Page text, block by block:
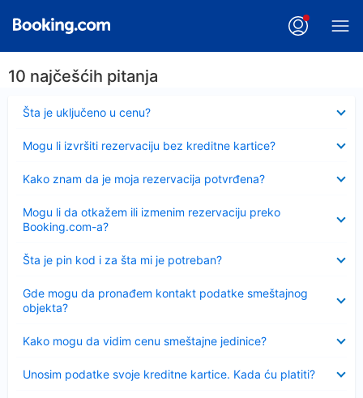
10 najčešćih pitanja
Šta je uključeno u cenu?
Sažeto
Mogu li izvršiti rezervaciju bez kreditne kartice?
Kako znam da je moja rezervacija potvrđena?
Mogu li da otkažem ili izmenim rezervaciju preko
Booking.com-a?
Šta je pin kod i za šta mi je potreban?
Sažeto
Gde mogu da pronađem kontakt podatke smeštajnog
objekta?
Kako mogu da vidim cenu smeštajne jedinice?
Unosim podatke svoje kreditne kartice. Kada ću platiti?